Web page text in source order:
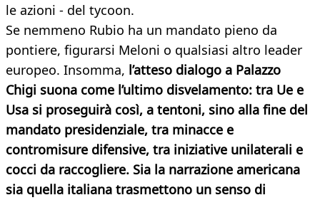
le azioni - del tycoon.
Se nemmeno Rubio ha un mandato pieno da
pontiere, figurarsi Meloni o qualsiasi altro leader
europeo. Insomma, l’atteso dialogo a Palazzo
Chigi suona come l’ultimo disvelamento: tra Ue e
Usa si proseguirà così, a tentoni, sino alla fine del
mandato presidenziale, tra minacce e
contromisure difensive, tra iniziative unilaterali e
cocci da raccogliere. Sia la narrazione americana
sia quella italiana trasmettono un senso di